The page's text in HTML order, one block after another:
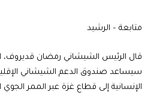
متابعة – الرشيد
قال الرئيس الشيشاني رمضان قديروف،
سيساعد صندوق الدعم الشيشاني
الإنسانية إلى قطاع غزة عبر الممر الجوي